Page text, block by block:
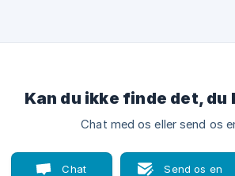
Kan du ikke finde det,
Chat med os eller send os
Chat Send os en